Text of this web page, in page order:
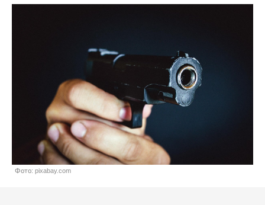
Фото: pixabay.com